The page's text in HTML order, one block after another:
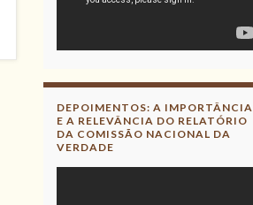
DEPOIMENTOS: A IMPORTÂNCIA
E A RELEVÂNCIA DO RELATÓRIO
DA COMISSÃO NACIONAL DA
VERDADE